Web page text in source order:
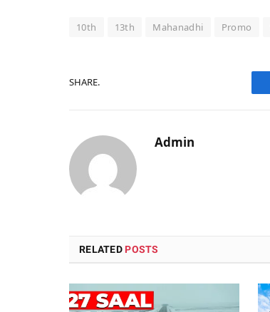
10th 13th Mahanadhi Promo
SHARE.
Admin
RELATED POSTS